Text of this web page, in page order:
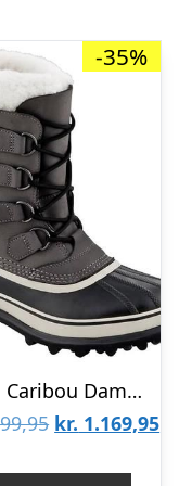
-35%
Sorel Caribou Dame, Shale / Stone
Den
kr. 1.169,95